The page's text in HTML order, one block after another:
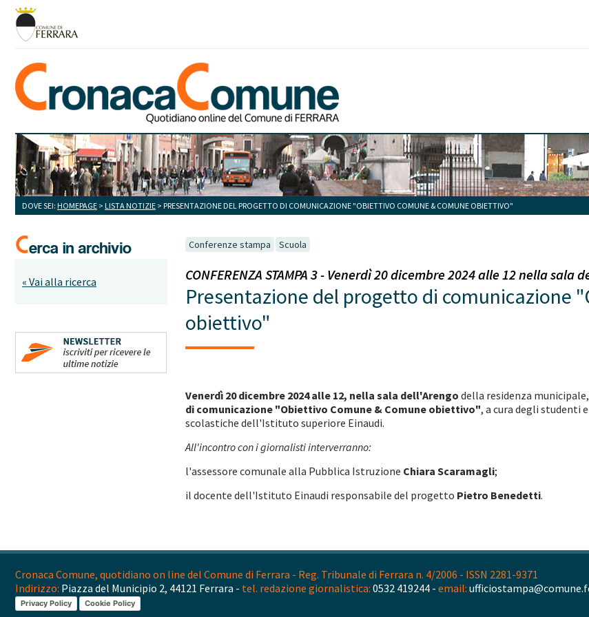
DOVE SEI: HOMEPAGE > LISTA NOTIZIE > PRESENTAZIONE DEL PROGETTO DI COMUNICAZIONE "OBIETTIVO COMUNE & COMUNE OBIETTIVO"
« Vai alla ricerca
Conferenze stampa Scuola
CONFERENZA STAMPA 3 - Venerdì 20 dicembre 2024 alle 12 nella
Presentazione del progetto di comunicazione
obiettivo"
Venerdì 20 dicembre 2024 alle 12, nella sala dell'Arengo della residenza
di comunicazione "Obiettivo Comune & Comune obiettivo", a cura degli studenti
scolastiche dell'Istituto superiore Einaudi.
All'incontro con i giornalisti interverranno:
l'assessore comunale alla Pubblica Istruzione Chiara Scaramagli;
il docente dell'Istituto Einaudi responsabile del progetto Pietro Benedetti.
Cronaca Comune, quotidiano on line del Comune di Ferrara - Reg. Tribunale di Ferrara n. 4/2006 - ISSN 2281-9371
Indirizzo: Piazza del Municipio 2, 44121 Ferrara - tel. redazione giornalistica: 0532 419244 - email:
Privacy Policy Cookie Policy